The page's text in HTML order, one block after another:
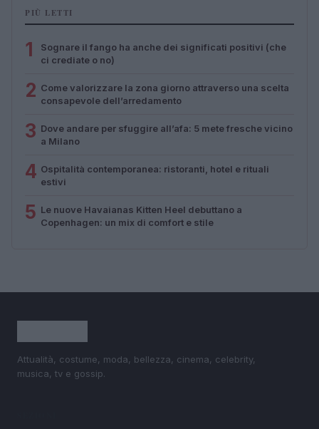
PIÙ LETTI
1
Sognare il fango ha anche dei significati positivi (che
ci crediate o no)
2 Come valorizzare la zona giorno attraverso una scelta
consapevole dell’arredamento
3 Dove andare per sfuggire all’afa: 5 mete fresche vicino
a Milano
4 Ospitalità contemporanea: ristoranti, hotel e rituali
estivi
5 Le nuove Havaianas Kitten Heel debuttano a
Copenhagen: un mix di comfort e stile
Attualità, costume, moda, bellezza, cinema, celebrity,
musica, tv e gossip.